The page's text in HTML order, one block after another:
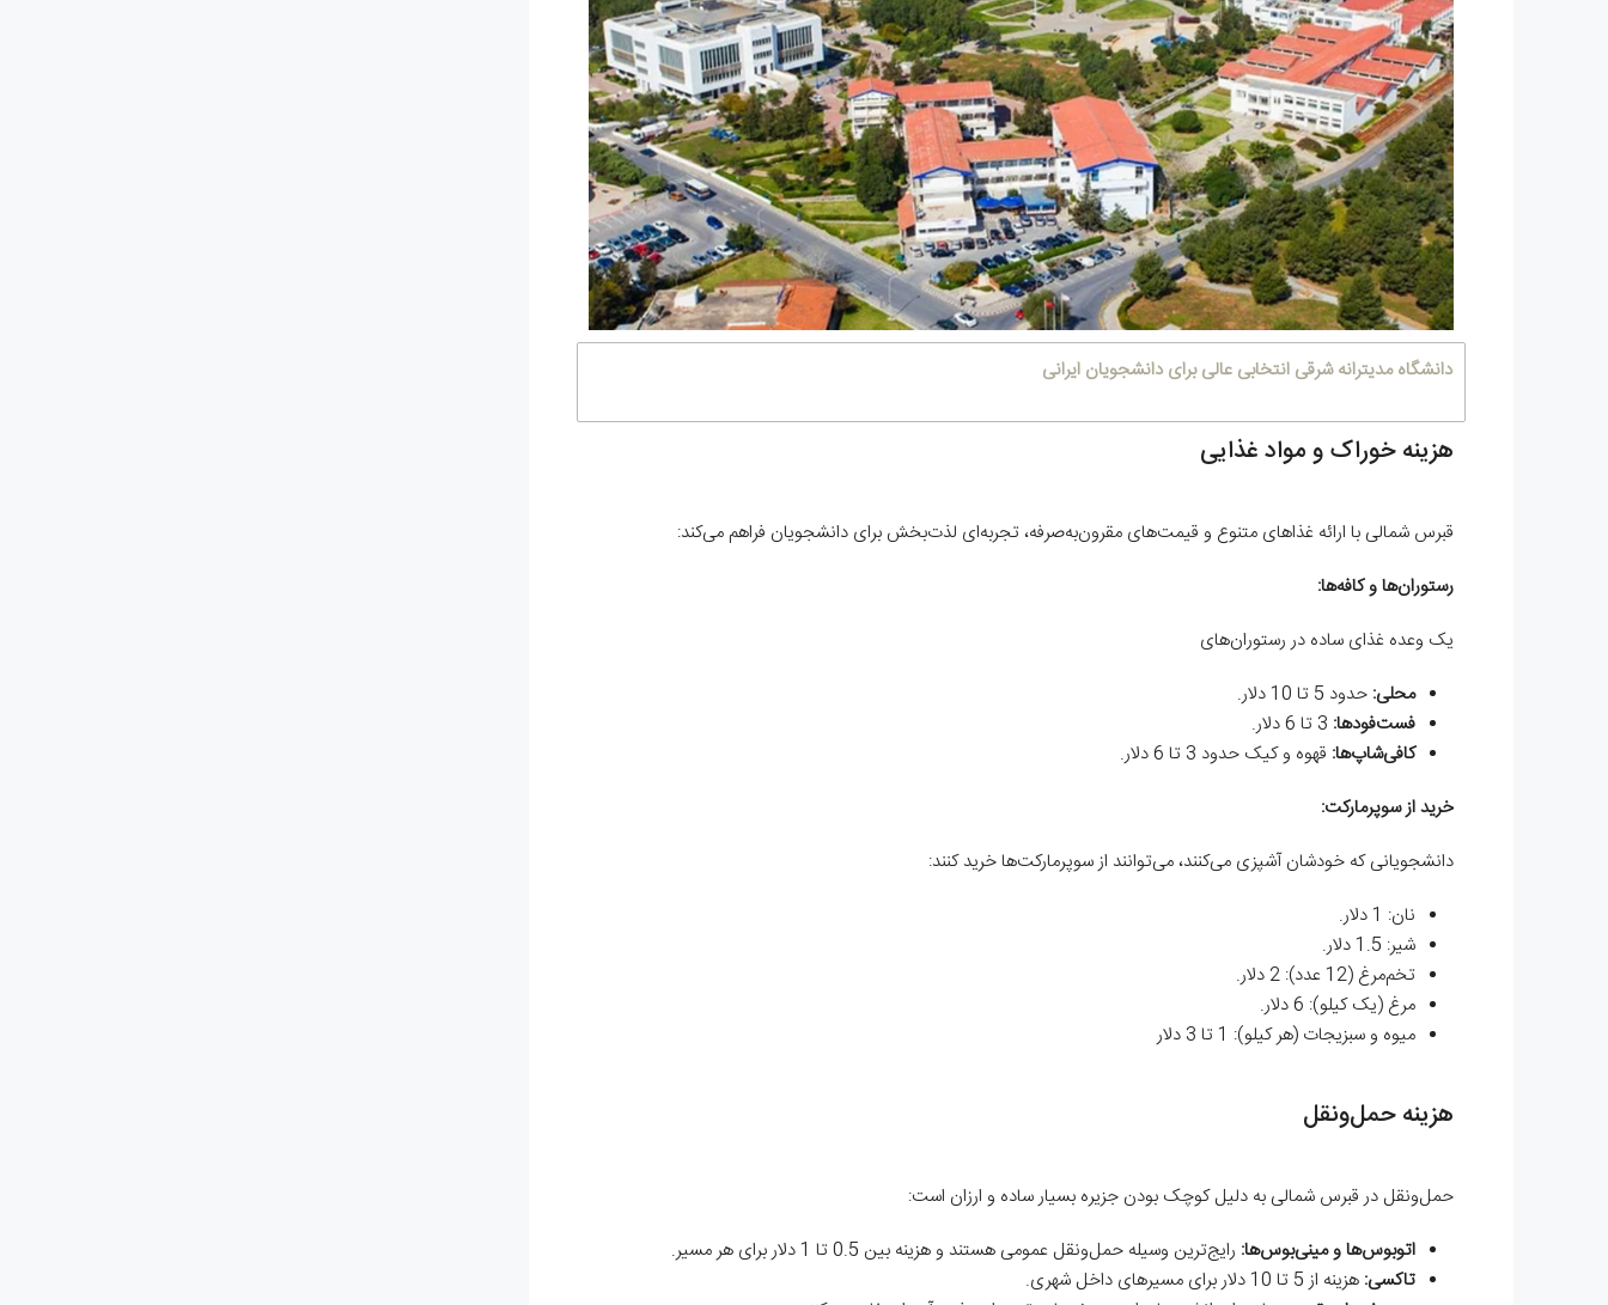
دانشگاه مدیترانه شرقی انتخابی عالی برای دانشجویان ایرانی
هزینه خوراک و مواد غذایی
قبرس شمالی با ارائه غذاهای متنوع و قیمت‌های مقرون‌به‌صرفه، تجربه‌ای لذت‌بخش برای دانشجویان فراهم می‌کند:
رستوران‌ها و کافه‌ها:
یک وعده غذای ساده در رستوران‌های
محلی: حدود 5 تا 10 دلار.
فست‌فودها:
کافی‌شاپ‌ها: قهوه و کیک حدود 3 تا 6 دلار.
خرید از سوپرمارکت:
دانشجویانی که خودشان آشپزی می‌کنند، می‌توانند از سوپرمارکت‌ها خرید کنند:
نان: 1 دلار.
شیر: 1.5 دلار.
تخم‌مرغ (12 عدد): 2 دلار.
مرغ (یک کیلو): 6 دلار.
میوه و سبزیجات (هر کیلو): 1 تا 3 دلار
هزینه حمل‌ونقل
حمل‌ونقل در قبرس شمالی به دلیل کوچک بودن جزیره بسیار ساده و ارزان است:
اتوبوس‌ها و مینی‌بوس‌ها: رایج‌ترین وسیله حمل‌ونقل عمومی هستند و هزینه بین 0.5 تا 1 دلار برای هر مسیر.
تاکسی: هزینه از 5 تا 10 دلار برای مسیرهای داخل شهری.